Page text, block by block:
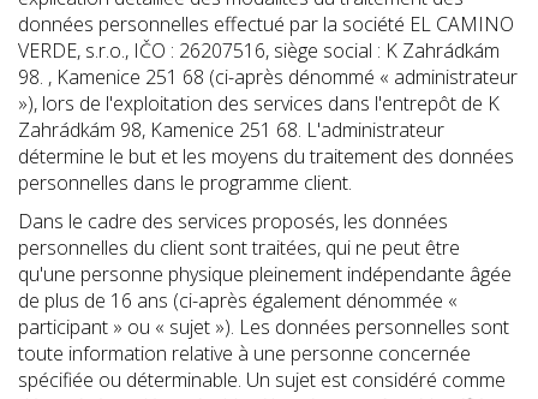
données personnelles effectué par la société EL CAMINO
VERDE, s.r.o., IČO : 26207516, siège social : K Zahrádkám
98. , Kamenice 251 68 (ci-après dénommé « administrateur
»), lors de l'exploitation des services dans l'entrepôt de K
Zahrádkám 98, Kamenice 251 68. L'administrateur
détermine le but et les moyens du traitement des données
personnelles dans le programme client.
Dans le cadre des services proposés, les données
personnelles du client sont traitées, qui ne peut être
qu'une personne physique pleinement indépendante âgée
de plus de 16 ans (ci-après également dénommée «
participant » ou « sujet »). Les données personnelles sont
toute information relative à une personne concernée
spécifiée ou déterminable. Un sujet est considéré comme